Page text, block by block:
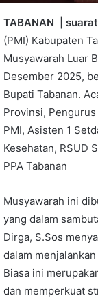
TABANAN |
(PMI) Kabupaten
Musyawarah Luar
Desember 2025,
Bupati Tabanan.
Provinsi, Pengurus
PMI, Asisten 1
Kesehatan, RSUD
PPA Tabanan
Musyawarah ini
yang dalam
Dirga, S.Sos
dalam
Biasa ini
dan memperkuat